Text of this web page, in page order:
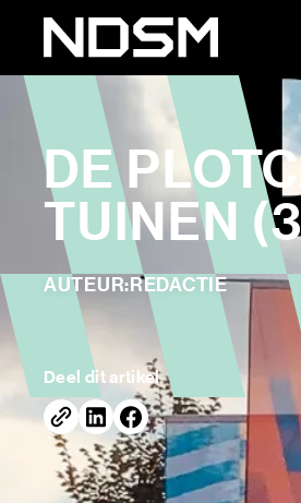
DE
TUINEN
AUTEUR:REDACTIE
Deel dit artikel